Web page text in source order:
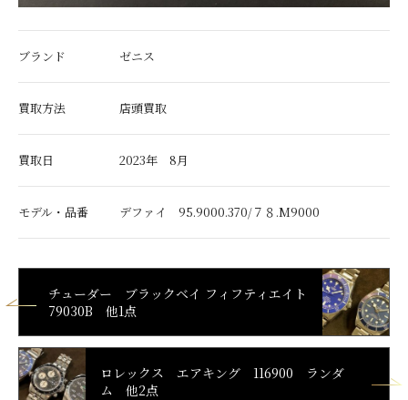
ブランド ゼニス
買取方法 店頭買取
買取日 2023年 8月
モデル・品番 デファイ 95.9000.370/７８.M9000
チューダー ブラックベイ フィフティエイト
79030B 他1点
ロレックス エアキング 116900 ランダ
ム 他2点